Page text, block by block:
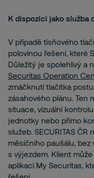
K dispozici jako služba
V případě tísňového
polovinou řešení, které
Důležitý je spolehlivý a
Securitas Operation
zmáčknutí tlačítka
zásahového plánu. Ten
situace, vizuální
jednotky nebo přímo
služeb. SECURITAS
měsíčního paušálu,
s výjezdem. Klient
aplikaci My Securitas,